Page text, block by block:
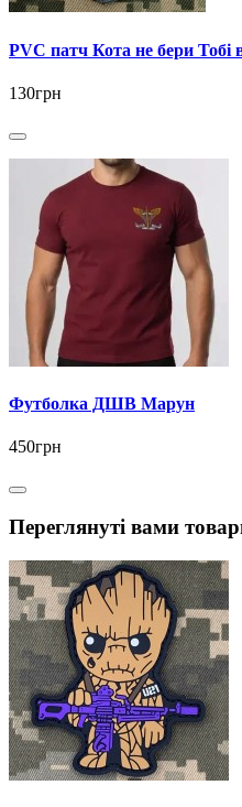
PVC патч Кота не бери Тобі
130грн
Футболка ДШВ Марун
450грн
Переглянуті вами